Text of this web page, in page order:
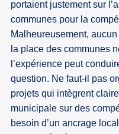
portaient justement sur
communes pour la
Malheureusement,
la place des communes
l’expérience peut
question. Ne faut-il pas
projets qui intègrent
municipale sur des
besoin d’un ancrage